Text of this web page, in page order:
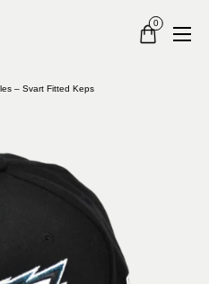
0
– Svart Fitted Keps